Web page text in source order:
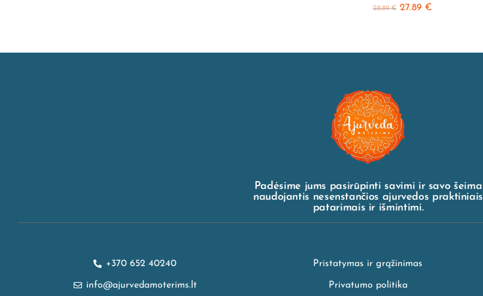
28.89€ 27.89 €
Padėsime jums pasirūpinti savimi ir savo šeima
naudojantis nesenstančios ajurvedos praktiniais
patarimais ir išmintimi.
+370 652 40240
info@ajurvedamoterims.lt
Pristatymas ir grąžinimas
Privatumo politika